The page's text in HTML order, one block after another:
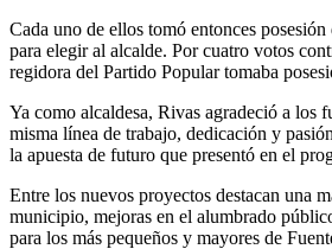
Cada uno de ellos tomó entonces
para elegir al alcalde. Por cuatro votos
regidora del Partido Popular tomaba
Ya como alcaldesa, Rivas agradeció a los
misma línea de trabajo, dedicación y
la apuesta de futuro que presentó en el
Entre los nuevos proyectos destacan una
municipio, mejoras en el alumbrado
para los más pequeños y mayores de